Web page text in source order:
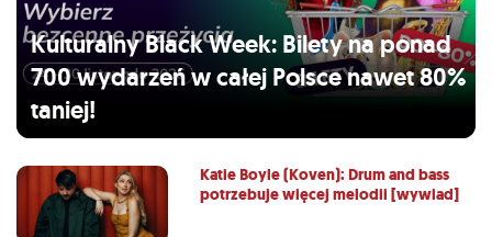
Kulturalny Black Week: Bilety na ponad
700 wydarzeń w całej Polsce nawet 80%
taniej!
Katie Boyle (Koven): Drum and bass
potrzebuje więcej melodii [wywiad]